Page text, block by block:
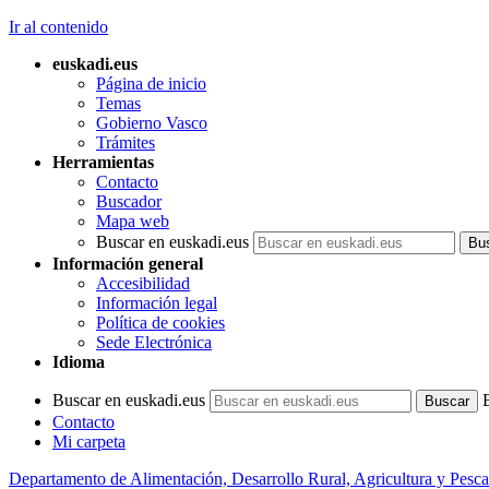
Ir al contenido
euskadi.eus
Página de inicio
Temas
Gobierno Vasco
Trámites
Herramientas
Contacto
Buscador
Mapa web
Buscar en euskadi.eus
Información general
Accesibilidad
Información legal
Política de cookies
Sede Electrónica
Idioma
Buscar en euskadi.eus
Contacto
Mi carpeta
Departamento de Alimentación, Desarrollo Rural, Agricultura y Pesca